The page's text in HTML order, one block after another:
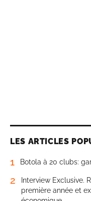
LES ARTICLES
1 Botola à 20 clubs:
Interview Exclusive.